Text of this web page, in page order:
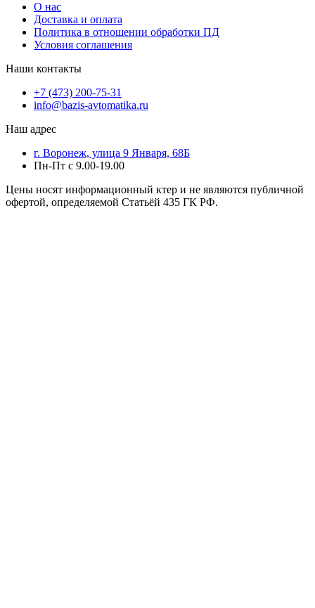
О нас
Доставка и оплата
Политика в отношении обработки ПД
Условия соглашения
Наши контакты
+7 (473) 200-75-31
info@bazis-avtomatika.ru
Наш адрес
г. Воронеж, улица 9 Января, 68Б
Пн-Пт с 9.00-19.00
Цены носят информационный ктер и не являются публичной
офертой, определяемой Статьёй 435 ГК РФ.